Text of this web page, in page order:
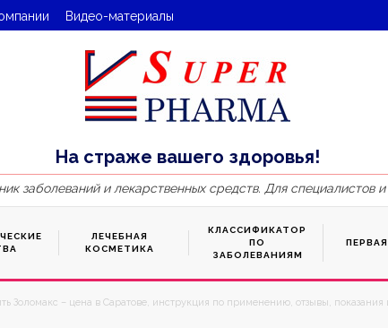
Видео-материалы
На страже вашего здоровья!
заболеваний и лекарственных средств. Для специалистов
ЛЕЧЕБНАЯ
КОСМЕТИКА
КЛАССИФИКАТОР
ПО
ЗАБОЛЕВАНИЯМ
Золомакс – цена в Саратове, инструкция по применению, отзывы, показания